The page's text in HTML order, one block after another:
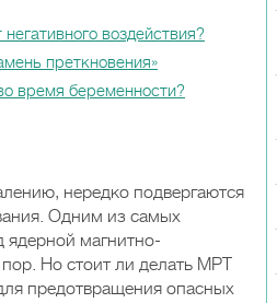
воздействия?
преткновения»
время беременности?
нередко подвергаются
Одним из самых
ядерной магнитно-
Но стоит ли делать МРТ
предотвращения опасных